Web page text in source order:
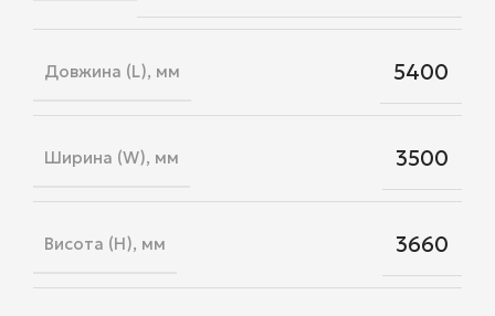
Довжина (L), мм 5400
Ширина (W), мм 3500
Висота (H), мм 3660